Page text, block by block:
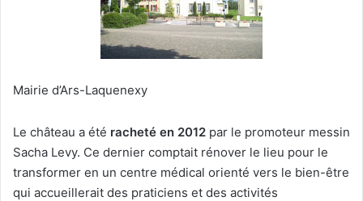
Mairie d’Ars-Laquenexy
Le château a été racheté en 2012 par le promoteur messin
Sacha Levy. Ce dernier comptait rénover le lieu pour le
transformer en un centre médical orienté vers le bien-être
qui accueillerait des praticiens et des activités